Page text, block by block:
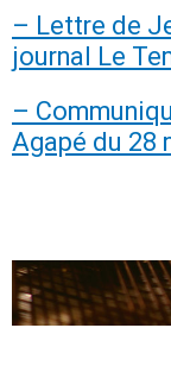
– Lettre de
journal Le
–
Agapé du 28